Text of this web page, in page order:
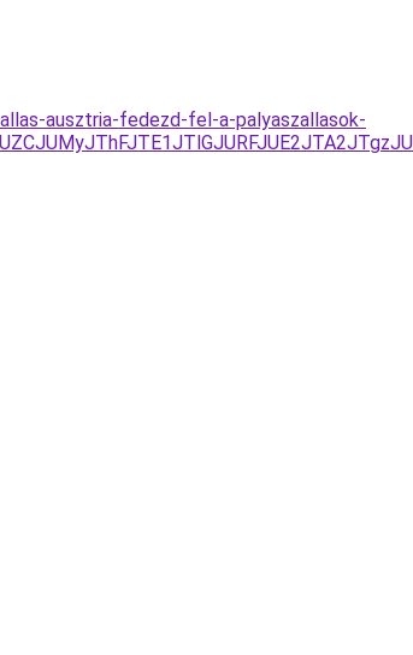
ausztria-fedezd-fel-a-palyaszallasok-